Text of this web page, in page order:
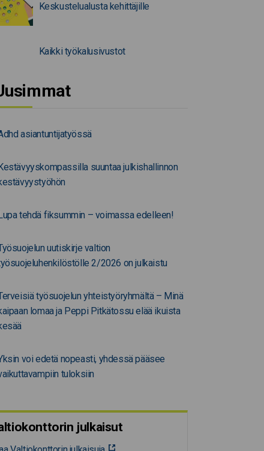
Keskustelualusta kehittäjille
Kaikki työkalusivustot
asiantuntijatyössä
suuntaa julkishallinnon
tehdä fiksummin – voimassa edelleen!
uutiskirje valtion
2/2026 on julkaistu
työsuojelun yhteistyöryhmältä – Minä
lomaa ja Peppi Pitkätossu elää ikuista
voi edetä nopeasti, yhdessä pääsee
tuloksiin
julkaisut